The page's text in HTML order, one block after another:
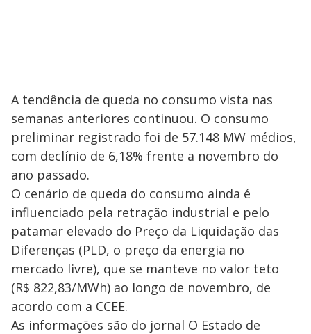
A tendência de queda no consumo vista nas
semanas anteriores continuou. O consumo
preliminar registrado foi de 57.148 MW médios,
com declínio de 6,18% frente a novembro do
ano passado.
O cenário de queda do consumo ainda é
influenciado pela retração industrial e pelo
patamar elevado do Preço da Liquidação das
Diferenças (PLD, o preço da energia no
mercado livre), que se manteve no valor teto
(R$ 822,83/MWh) ao longo de novembro, de
acordo com a CCEE.
As informações são do jornal O Estado de